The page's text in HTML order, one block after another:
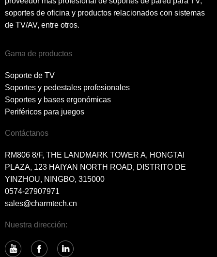
soportes de oficina y productos relacionados con sistemas
de TV/AV, entre otros.
Gama de productos
Soporte de TV
Soportes y pedestales profesionales
Soportes y bases ergonómicas
Periféricos para juegos
Contáctanos
RM806 8/F, THE LANDMARK TOWER A, HONGTAI
PLAZA, 123 HAIYAN NORTH ROAD, DISTRITO DE
YINZHOU, NINGBO, 315000
0574-27907971
sales@charmtech.cn
Nuestra dirección: